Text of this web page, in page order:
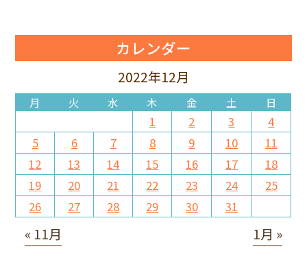
カレンダー
2022年12月
月 火 水 木 金 土 日
1 2 3
4
5
6 7 8 9 10
11
12
13 14 15 16 17
18
19
20 21 22 23 24
25
26
27 28 29 30 31
« 11月 1月 »